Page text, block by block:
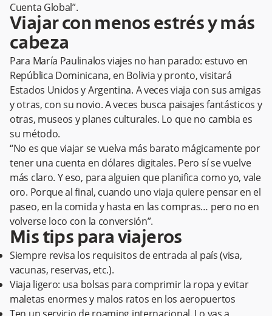
Cuenta Global”.
Viajar con menos estrés y más
cabeza
Para María Paulinalos viajes no han parado: estuvo en
República Dominicana, en Bolivia y pronto, visitará
Estados Unidos y Argentina. A veces viaja con sus amigas
y otras, con su novio. A veces busca paisajes fantásticos y
otras, museos y planes culturales. Lo que no cambia es
su método.
“No es que viajar se vuelva más barato mágicamente por
tener una cuenta en dólares digitales. Pero sí se vuelve
más claro. Y eso, para alguien que planifica como yo, vale
oro. Porque al final, cuando uno viaja quiere pensar en el
paseo, en la comida y hasta en las compras… pero no en
volverse loco con la conversión”.
Mis tips para viajeros
Siempre revisa los requisitos de entrada al país (visa,
vacunas, reservas, etc.).
Viaja ligero: usa bolsas para comprimir la ropa y evitar
maletas enormes y malos ratos en los aeropuertos